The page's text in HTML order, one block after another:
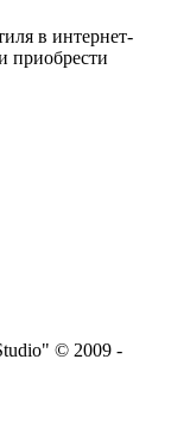
в интернет-
приобрести
© 2009 -